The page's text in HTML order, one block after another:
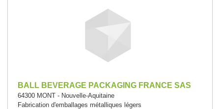
BALL BEVERAGE PACKAGING FRANCE SAS
64300 MONT - Nouvelle-Aquitaine
Fabrication d'emballages métalliques légers